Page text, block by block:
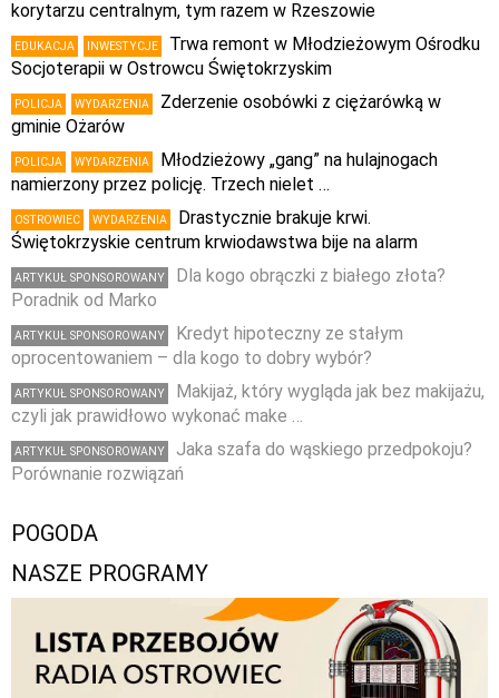
korytarzu centralnym, tym razem w Rzeszowie
EDUKACJA INWESTYCJE
Trwa remont w Młodzieżowym Ośrodku
Socjoterapii w Ostrowcu Świętokrzyskim
POLICJA WYDARZENIA
Zderzenie osobówki z ciężarówką w
gminie Ożarów
POLICJA WYDARZENIA
Młodzieżowy „gang” na hulajnogach
namierzony przez policję. Trzech nielet …
OSTROWIEC WYDARZENIA
Drastycznie brakuje krwi.
Świętokrzyskie centrum krwiodawstwa bije na alarm
ARTYKUŁ SPONSOROWANY
Dla kogo obrączki z białego złota?
Poradnik od Marko
ARTYKUŁ SPONSOROWANY
Kredyt hipoteczny ze stałym
oprocentowaniem – dla kogo to dobry wybór?
ARTYKUŁ SPONSOROWANY
Makijaż, który wygląda jak bez makijażu,
czyli jak prawidłowo wykonać make …
ARTYKUŁ SPONSOROWANY
Jaka szafa do wąskiego przedpokoju?
Porównanie rozwiązań
POGODA
NASZE PROGRAMY